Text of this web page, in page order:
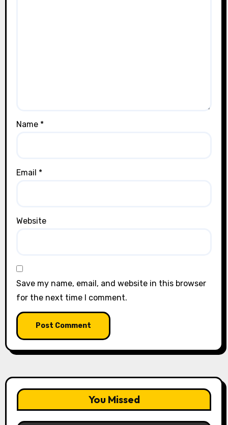
Name *
Email *
Website
Save my name, email, and website in this browser
for the next time I comment.
You Missed